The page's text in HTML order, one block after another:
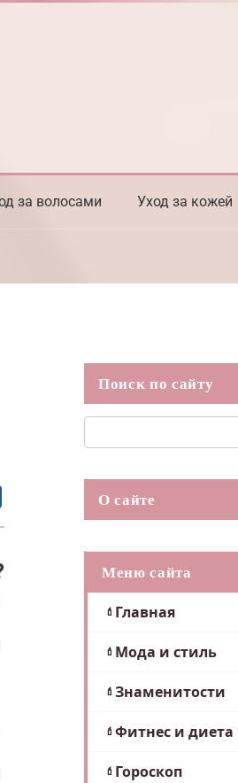
за волосами Уход за кожей
Поиск по сайту
О сайте
Меню сайта
Главная
Мода и стиль
Знаменитости
Фитнес и диета
Гороскоп